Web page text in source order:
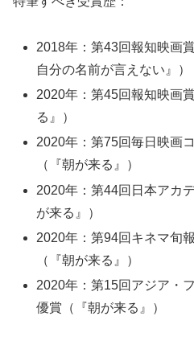
2018年：第43回報知映画
自分の名前が言えない』）
2020年：第45回報知映画
る』）
2020年：第75回毎日映画
（『朝が来る』）
2020年：第44回日本アカ
が来る』）
2020年：第94回キネマ旬
（『朝が来る』）
2020年：第15回アジア・
優賞（『朝が来る』）